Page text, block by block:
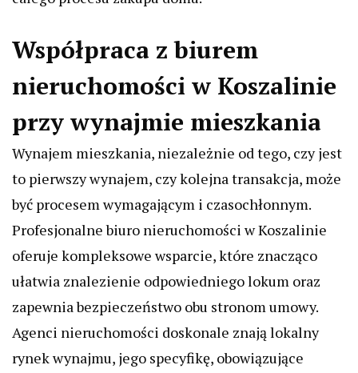
Współpraca z biurem
nieruchomości w Koszalinie
przy wynajmie mieszkania
Wynajem mieszkania, niezależnie od tego, czy jest
to pierwszy wynajem, czy kolejna transakcja, może
być procesem wymagającym i czasochłonnym.
Profesjonalne biuro nieruchomości w Koszalinie
oferuje kompleksowe wsparcie, które znacząco
ułatwia znalezienie odpowiedniego lokum oraz
zapewnia bezpieczeństwo obu stronom umowy.
Agenci nieruchomości doskonale znają lokalny
rynek wynajmu, jego specyfikę, obowiązujące